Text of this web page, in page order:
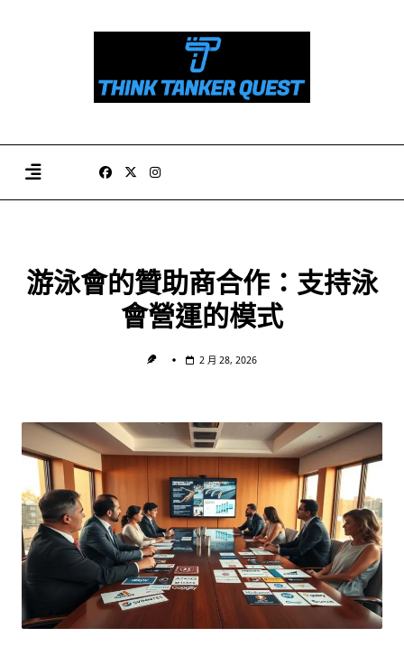
游泳會的贊助商合作：支持泳
會營運的模式
2 月 28, 2026